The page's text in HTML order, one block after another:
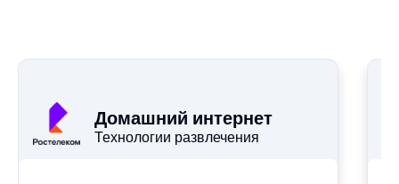
Домашний интернет
Технологии развлечения